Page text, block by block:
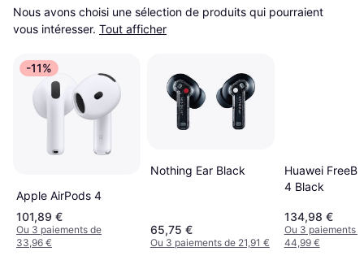
Nous avons choisi une sélection de produits qui pourraient
vous intéresser. Tout afficher
-11%
Apple AirPods 4
101,89 €
Ou 3 paiements de
33,96 €
Nothing Ear Black
65,75 €
Ou 3 paiements de 21,91 €
Huawei
4 Black
134,98 €
Ou 3 paiements
44,99 €